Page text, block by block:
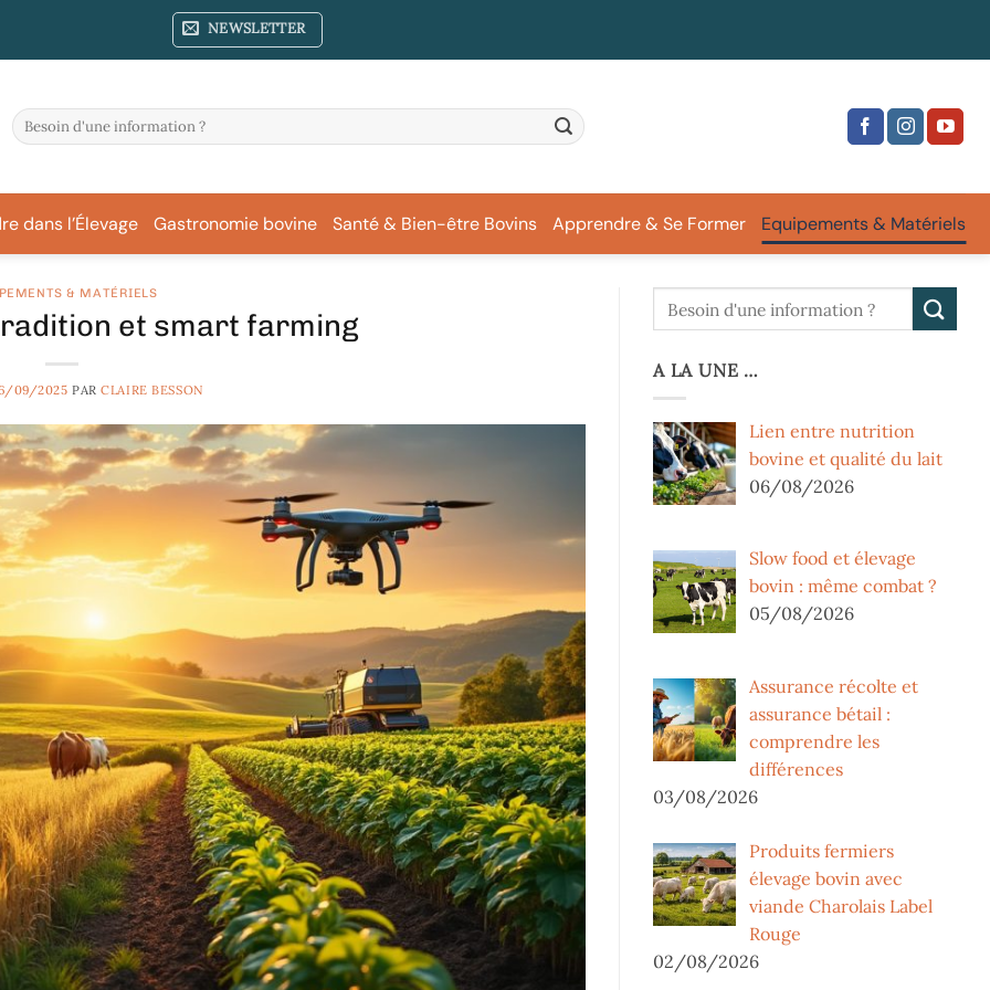
NEWSLETTER
dans l’Élevage Gastronomie bovine Santé & Bien-être Bovins Apprendre & Se Former Equipements & Matériels
& MATÉRIELS
et smart farming
09/2025 PARCLAIRE BESSON
A LA UNE …
Lien entre nutrition
bovine et qualité du lait
06/08/2026
Slow food et élevage
bovin : même combat ?
05/08/2026
Assurance récolte et
assurance bétail :
comprendre les
différences
03/08/2026
Produits fermiers
élevage bovin avec
viande Charolais Label
Rouge
02/08/2026